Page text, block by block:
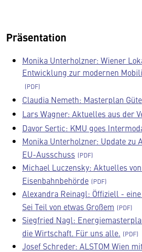
Präsentation
Monika Unterholzner: Wiener
Entwicklung zur modernen
Claudia Nemeth: Masterplan
Lars Wagner: Aktuelles aus der
Davor Sertic: KMU goes
Monika Unterholzner: Update zu
EU-Ausschuss
Michael Luczensky: Aktuelles
Eisenbahnbehörde
Alexandra Reinagl: Öffiziell -
Sei Teil von etwas Großem
Siegfried Nagl:
die Wirtschaft. Für uns alle.
Josef Schreder: ALSTOM Wien